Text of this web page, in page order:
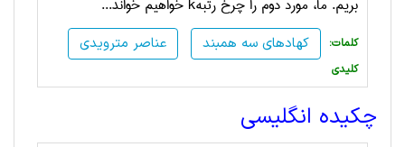
بریم. ما، مورد دوم را چرخ رتبهk خواهیم خواند...
عناصر مترویدی کهادهای سه همبند
:کلمات
کلیدی
چکیده انگلیسی